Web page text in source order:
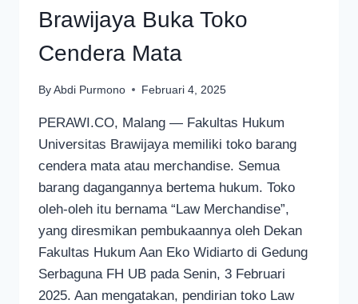
Brawijaya Buka Toko
Cendera Mata
By Abdi Purmono Februari 4, 2025
PERAWI.CO, Malang — Fakultas Hukum
Universitas Brawijaya memiliki toko barang
cendera mata atau merchandise. Semua
barang dagangannya bertema hukum. Toko
oleh-oleh itu bernama “Law Merchandise”,
yang diresmikan pembukaannya oleh Dekan
Fakultas Hukum Aan Eko Widiarto di Gedung
Serbaguna FH UB pada Senin, 3 Februari
2025. Aan mengatakan, pendirian toko Law